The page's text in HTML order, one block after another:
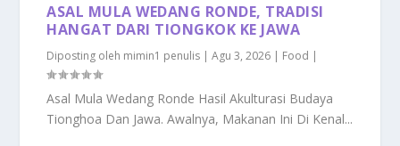
ASAL MULA WEDANG RONDE, TRADISI
HANGAT DARI TIONGKOK KE JAWA
Diposting oleh mimin1 penulis |Agu 3, 2026 | Food |
Asal Mula Wedang Ronde Hasil Akulturasi Budaya
Tionghoa Dan Jawa. Awalnya, Makanan Ini Di Kenal...